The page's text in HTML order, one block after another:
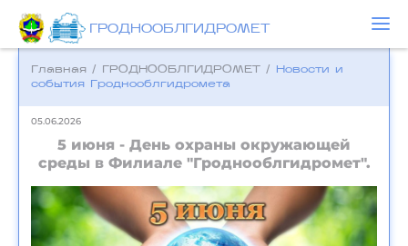
ГРОДНООБЛГИДРОМЕТ
Главная / ГРОДНООБЛГИДРОМЕТ /
Новости и
события Гроднооблгидромета
05.06.2026
5 июня - День охраны окружающей
среды в Филиале "Гроднооблгидромет".